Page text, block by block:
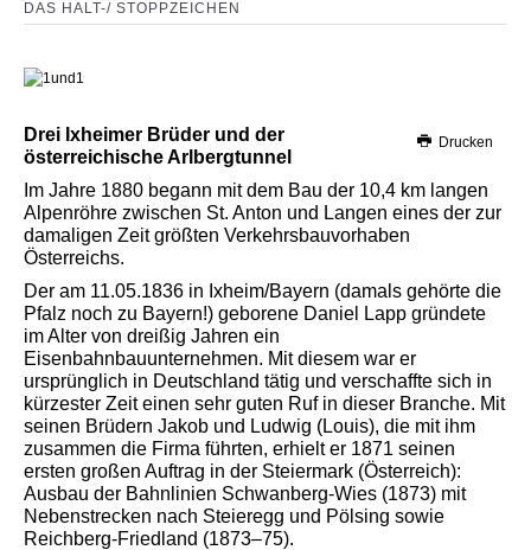
DAS HALT-/ STOPPZEICHEN
Drucken
Drei Ixheimer Brüder und der
österreichische Arlbergtunnel
Im Jahre 1880 begann mit dem Bau der 10,4 km langen
Alpenröhre zwischen St. Anton und Langen eines der zur
damaligen Zeit größten Verkehrsbauvorhaben
Österreichs.
Der am 11.05.1836 in Ixheim/Bayern (damals gehörte die
Pfalz noch zu Bayern!) geborene Daniel Lapp gründete
im Alter von dreißig Jahren ein
Eisenbahnbauunternehmen. Mit diesem war er
ursprünglich in Deutschland tätig und verschaffte sich in
kürzester Zeit einen sehr guten Ruf in dieser Branche. Mit
seinen Brüdern Jakob und Ludwig (Louis), die mit ihm
zusammen die Firma führten, erhielt er 1871 seinen
ersten großen Auftrag in der Steiermark (Österreich):
Ausbau der Bahnlinien Schwanberg-Wies (1873) mit
Nebenstrecken nach Steieregg und Pölsing sowie
Reichberg-Friedland (1873–75).